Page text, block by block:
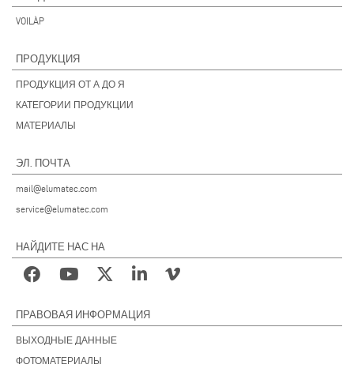
VOILÀP
ПРОДУКЦИЯ
ПРОДУКЦИЯ ОТ А ДО Я
КАТЕГОРИИ ПРОДУКЦИИ
МАТЕРИАЛЫ
ЭЛ. ПОЧТА
mail@elumatec.com
service@elumatec.com
НАЙДИТЕ НАС НА
ПРАВОВАЯ ИНФОРМАЦИЯ
ВЫХОДНЫЕ ДАННЫЕ
ФОТОМАТЕРИАЛЫ